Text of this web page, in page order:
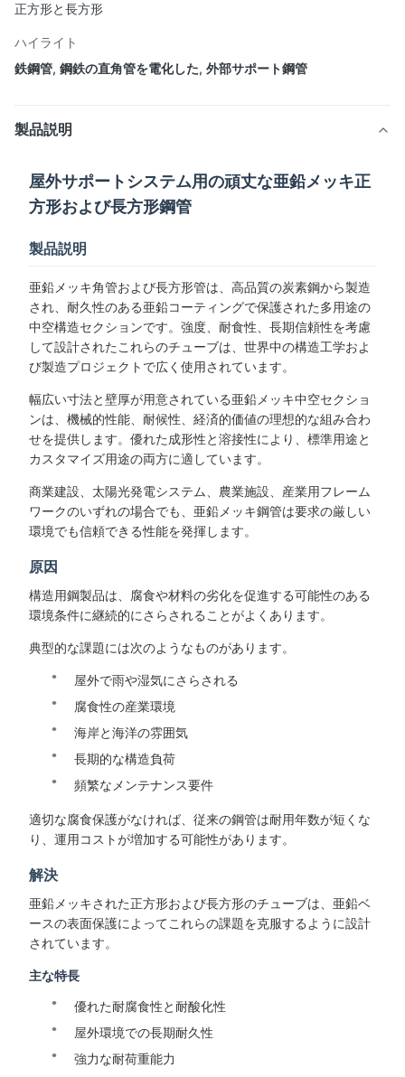
正方形と長方形
ハイライト
鉄鋼管, 鋼鉄の直角管を電化した, 外部サポート鋼管
製品説明
屋外サポートシステム用の頑丈な亜鉛メッキ正
方形および長方形鋼管
製品説明
亜鉛メッキ角管および長方形管は、高品質の炭素鋼から製造
され、耐久性のある亜鉛コーティングで保護された多用途の
中空構造セクションです。強度、耐食性、長期信頼性を考慮
して設計されたこれらのチューブは、世界中の構造工学およ
び製造プロジェクトで広く使用されています。
幅広い寸法と壁厚が用意されている亜鉛メッキ中空セクショ
ンは、機械的性能、耐候性、経済的価値の理想的な組み合わ
せを提供します。優れた成形性と溶接性により、標準用途と
カスタマイズ用途の両方に適しています。
商業建設、太陽光発電システム、農業施設、産業用フレーム
ワークのいずれの場合でも、亜鉛メッキ鋼管は要求の厳しい
環境でも信頼できる性能を発揮します。
原因
構造用鋼製品は、腐食や材料の劣化を促進する可能性のある
環境条件に継続的にさらされることがよくあります。
典型的な課題には次のようなものがあります。
屋外で雨や湿気にさらされる
腐食性の産業環境
海岸と海洋の雰囲気
長期的な構造負荷
頻繁なメンテナンス要件
適切な腐食保護がなければ、従来の鋼管は耐用年数が短くな
り、運用コストが増加する可能性があります。
解決
亜鉛メッキされた正方形および長方形のチューブは、亜鉛ベ
ースの表面保護によってこれらの課題を克服するように設計
されています。
主な特長
優れた耐腐食性と耐酸化性
屋外環境での長期耐久性
強力な耐荷重能力